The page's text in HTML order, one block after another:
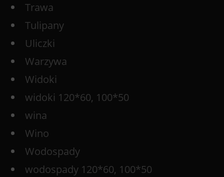
Trawa
Tulipany
Uliczki
Warzywa
Widoki
widoki 120*60, 100*50
wina
Wino
Wodospady
wodospady 120*60, 100*50